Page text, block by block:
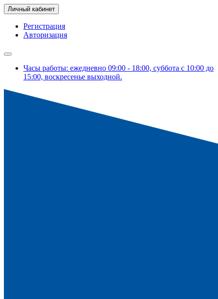
Личный кабинет
Регистрация
Авторизация
Часы работы: ежедневно 09:00 - 18:00, суббота с 10:00 до
15:00, воскресенье выходной.